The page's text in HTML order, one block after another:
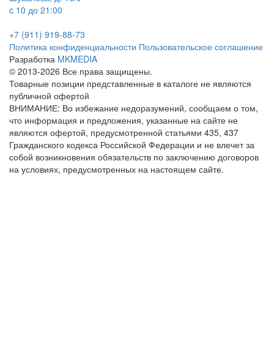
c 10 до 21:00
+7 (911) 919-88-73
Политика конфиденциальности Пользовательское соглашение
Разработка MKMEDIA
© 2013-2026 Все права защищены.
Товарные позиции представленные в каталоге не являются
публичной офертой
ВНИМАНИЕ: Во избежание недоразумений, сообщаем о том,
что информация и предложения, указанные на сайте не
являются офертой, предусмотренной статьями 435, 437
Гражданского кодекса Российской Федерации и не влечет за
собой возникновения обязательств по заключению договоров
на условиях, предусмотренных на настоящем сайте.